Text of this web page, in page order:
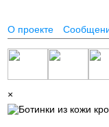
О проекте
×